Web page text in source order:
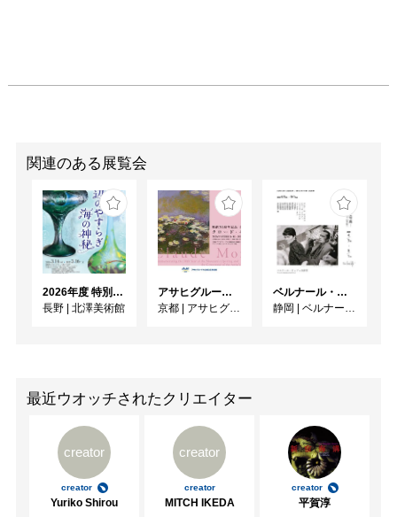
関連のある展覧会
2026年度 特別展「ガレとドーム、アール･ヌーヴォーのガラス 水辺のやすらぎ、海の神秘」
長野 | 北澤美術館
アサヒグループ大山崎山荘美術館 開館30周年記念展「没後100年 クロード・モネ」
京都 | アサヒグループ大山崎山荘美術館
ベルナール・ビュフェと写真 ーカメラがとらえたビュフェとその時代、そして21 世紀へ
静岡 | ベルナール・ビュフェ美術館
最近ウオッチされたクリエイター
creator
creator
Yuriko Shirou
creator
creator
MITCH IKEDA
creator
平賀淳